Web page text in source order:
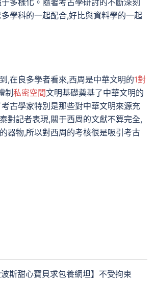
多樣化。隨著考古學研討的不斷深刻
學科的一起配合,好比與資料學的一起
,在良多學者看來,西周是中華文明的1對
制 私密空間文明基礎奠基了中華文明的
古學家特別是那些對中華文明來源充
對記者表現,關于西周的文獻不算完全,
器物,所以對西周的考核很是吸引考古
波斯甜心寶貝求包養網坦】不受拘束